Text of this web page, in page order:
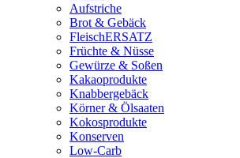
Aufstriche
Brot & Gebäck
FleischERSATZ
Früchte & Nüsse
Gewürze & Soßen
Kakaoprodukte
Knabbergebäck
Körner & Ölsaaten
Kokosprodukte
Konserven
Low-Carb